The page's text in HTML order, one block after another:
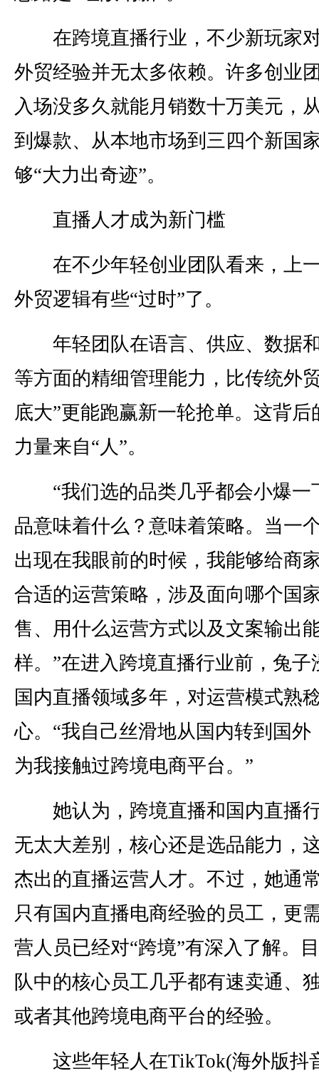
在跨境直播行业，不少新玩家
外贸经验并无太多依赖。许多创业
入场没多久就能月销数十万美元，
到爆款、从本地市场到三四个新国
够“大力出奇迹”。
直播人才成为新门槛
在不少年轻创业团队看来，上
外贸逻辑有些“过时”了。
年轻团队在语言、供应、数据
等方面的精细管理能力，比传统外
底大”更能跑赢新一轮抢单。这背后
力量来自“人”。
“我们选的品类几乎都会小爆一
品意味着什么？意味着策略。当一
出现在我眼前的时候，我能够给商
合适的运营策略，涉及面向哪个国
售、用什么运营方式以及文案输出
样。”在进入跨境直播行业前，兔子
国内直播领域多年，对运营模式熟
心。“我自己丝滑地从国内转到国外
为我接触过跨境电商平台。”
她认为，跨境直播和国内直播
无太大差别，核心还是选品能力，
杰出的直播运营人才。不过，她通
只有国内直播电商经验的员工，更
营人员已经对“跨境”有深入了解。
队中的核心员工几乎都有速卖通、
或者其他跨境电商平台的经验。
这些年轻人在TikTok(海外版抖